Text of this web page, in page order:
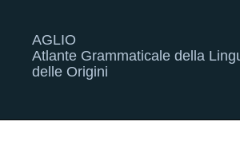
AGLIO
Atlante Grammaticale della
delle Origini